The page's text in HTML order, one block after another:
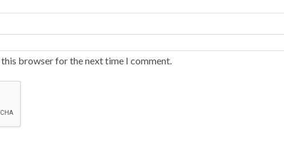
browser for the next time I comment.